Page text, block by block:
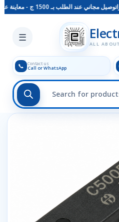
عند الطلب بـ 1500 ج - معاينة عند الاستلام - متاح دفع فيزا
☰
ALL
📞 Contact us
Call or WhatsApp
Skip to main content